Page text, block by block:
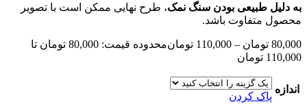
به دلیل طبیعی بودن سنگ نمک، طرح نهایی ممکن است با تصویر
محصول متفاوت باشد.
80,000 تومان –
110,000 تومان
محدوده قیمت: 80,000 تومان تا
110,000 تومان
اندازه
پاک کردن